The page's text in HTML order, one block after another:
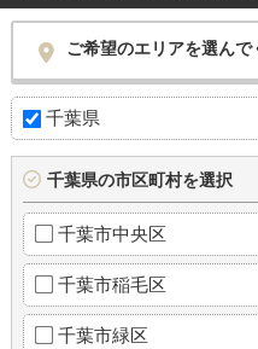
ご希望のエリアを選んで
千葉県
千葉県の市区町村を選択
千葉市中央区
千葉市稲毛区
千葉市緑区